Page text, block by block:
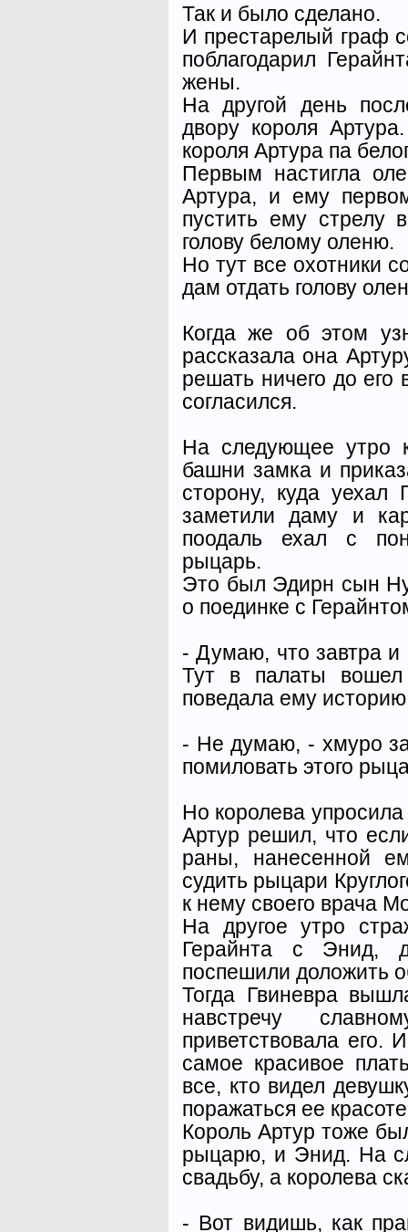
Так и было сделано.
И престарелый граф
поблагодарил
жены.
На другой день
двору короля
короля Артура па
Первым настигла
Артура, и ему
пустить ему стрелу
голову белому оленю.
Но тут все охотники
дам отдать голову
Когда же об этом
рассказала она
решать ничего до
согласился.
На следующее утро
башни замка и
сторону, куда уехал
заметили даму и
поодаль ехал с
рыцарь.
Это был Эдирн сын
о поединке с
- Думаю, что завтра и
Тут в палаты вошел
поведала ему
- Не думаю, - хмуро
помиловать этого
Но королева
Артур решил, что
раны, нанесенной
судить рыцари
к нему своего врача
На другое утро
Герайнта с Энид,
поспешили доложить
Тогда Гвиневра
навстречу
приветствовала его.
самое красивое
все, кто видел
поражаться ее
Король Артур тоже
рыцарю, и Энид. На
свадьбу, а королева
- Вот видишь, как